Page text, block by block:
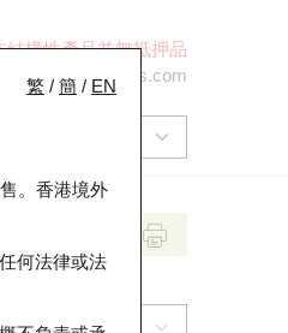
結構性產品並無抵押品
ol-hkwarrants@ubs.com
繁 / 簡 / EN
。香港境外
何法律或法
]